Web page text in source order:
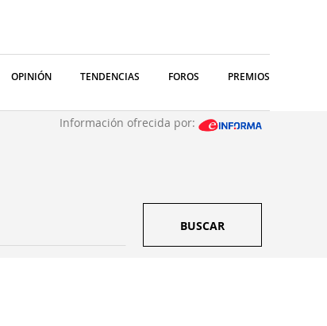
OPINIÓN TENDENCIAS FOROS PREMIOS
Información ofrecida por:
BUSCAR